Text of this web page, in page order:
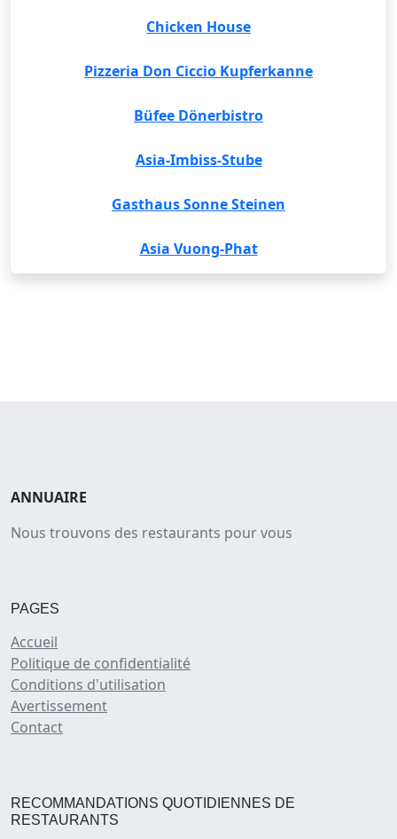
Chicken House
Pizzeria Don Ciccio Kupferkanne
Büfee Dönerbistro
Asia-Imbiss-Stube
Gasthaus Sonne Steinen
Asia Vuong-Phat
ANNUAIRE
Nous trouvons des restaurants pour vous
PAGES
Accueil
Politique de confidentialité
Conditions d'utilisation
Avertissement
Contact
RECOMMANDATIONS QUOTIDIENNES DE
RESTAURANTS